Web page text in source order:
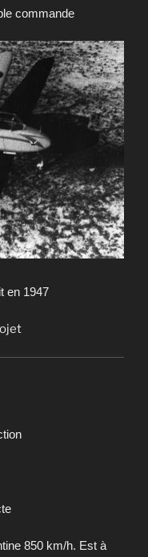
commande
en 1947
850 km/h. Est à